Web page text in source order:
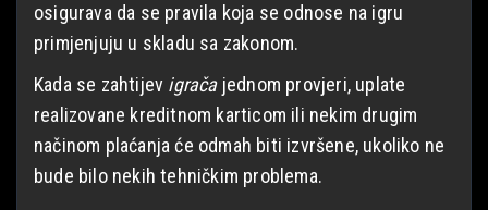
osigurava da se pravila koja se odnose na igru
primjenjuju u skladu sa zakonom.
Kada se zahtijev igrača jednom provjeri, uplate
realizovane kreditnom karticom ili nekim drugim
načinom plaćanja će odmah biti izvršene, ukoliko ne
bude bilo nekih tehničkim problema.